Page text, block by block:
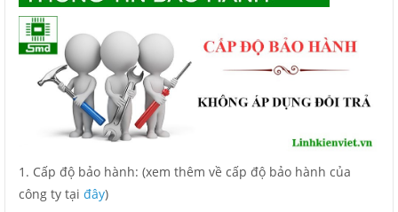
1. Cấp độ bảo hành: (xem thêm về cấp độ bảo hành của
công ty tại đây)